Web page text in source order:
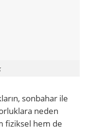
sonbahar ile
neden
fiziksel hem de